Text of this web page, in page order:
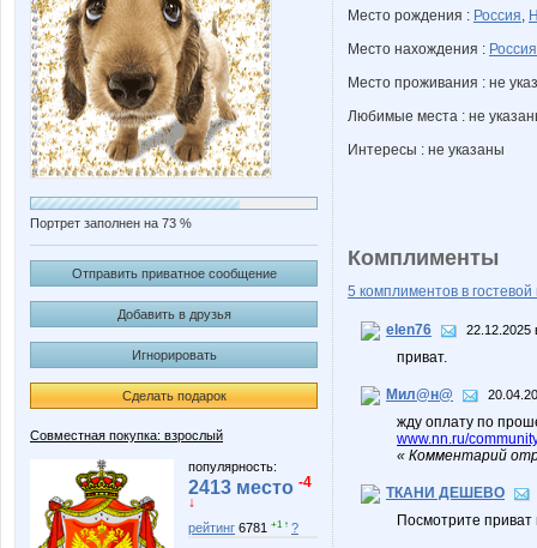
Портрет заполнен на 73 %
Отправить приватное сообщение
Добавить в друзья
Игнорировать
Сделать подарок
Совместная покупка: взрослый
популярность:
2413 место -4
↓
рейтинг 6781 +1 ↑ ?
Место рождения : Россия,
Место нахождения : Россия
Место проживания : не
Любимые места : не
Интересы : не указаны
Комплименты
5 комплиментов в гостевой
elen76 22.12.2025
приват.
Мил@н@
жду оплату по
www.nn.ru/
« Комментарий
ТКАНИ ДЕШЕВО
Посмотрите приват